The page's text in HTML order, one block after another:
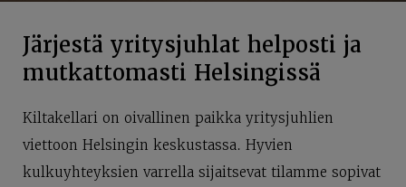
Järjestä yritysjuhlat helposti ja
mutkattomasti Helsingissä
Kiltakellari on oivallinen paikka yritysjuhlien
viettoon Helsingin keskustassa. Hyvien
kulkuyhteyksien varrella sijaitsevat tilamme sopivat